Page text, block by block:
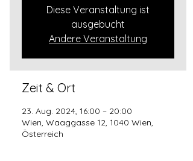
Diese Veranstaltung ist
ausgebucht
Andere Veranstaltung
Zeit & Ort
23. Aug. 2024, 16:00 – 20:00
Wien, Waaggasse 12, 1040 Wien,
Österreich